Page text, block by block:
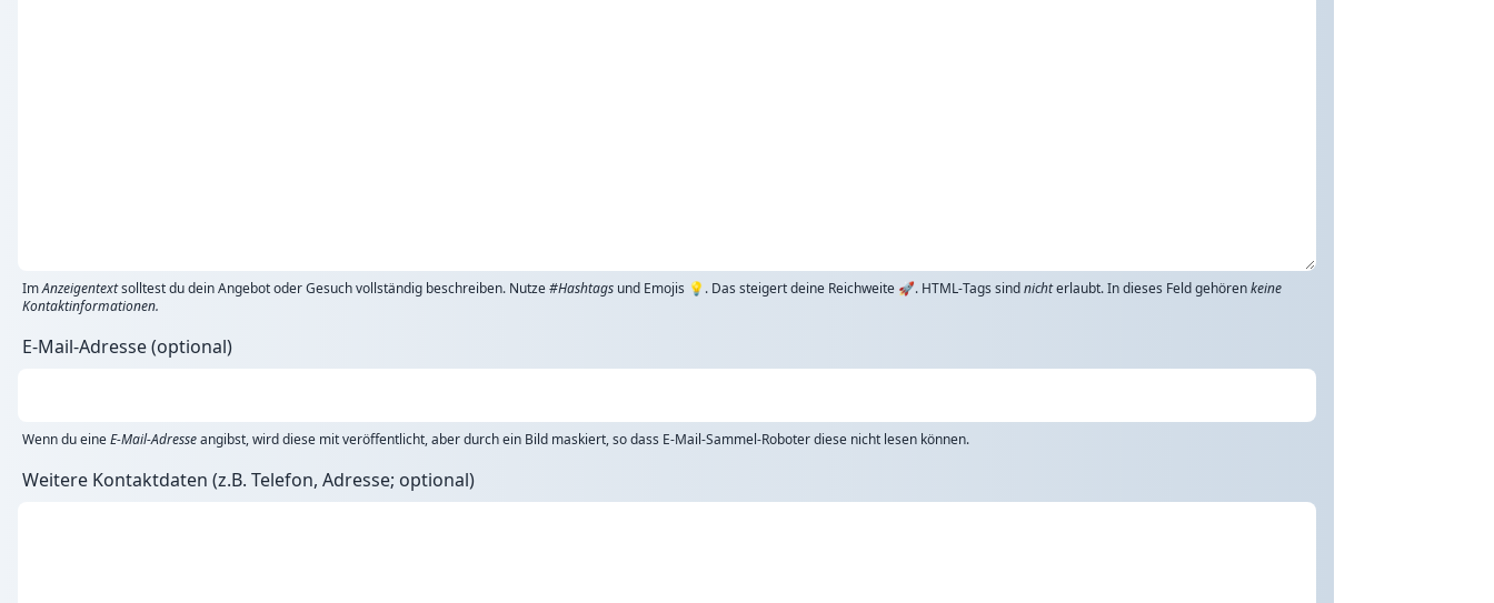
ImAnzeigentextsolltest du dein Angebot oder Gesuch vollständig beschreiben. Nutze#Hashtags und Emojis 💡. Das steigert deine Reichweite 🚀. HTML-Tags sindnichterlaubt. In dieses Feld gehörenkeine
Kontaktinformationen.
E-Mail-Adresse (optional)
Wenn du eineE-Mail-Adresseangibst, wird diese mit veröffentlicht, aber durch ein Bild maskiert, so dass E-Mail-Sammel-Roboter diese nicht lesen können.
Weitere Kontaktdaten (z.B. Telefon, Adresse; optional)